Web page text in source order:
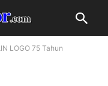
LOGO 75 Tahun